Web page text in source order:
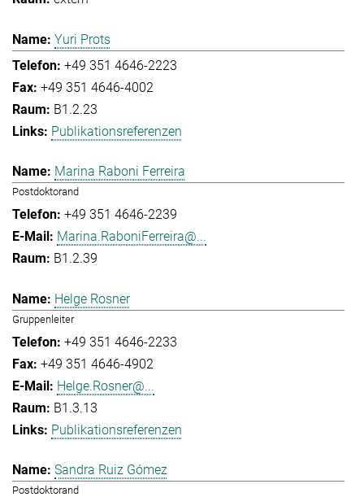
Yuri Prots
+49 351 4646-2223
+49 351 4646-4002
B1.2.23
Publikationsreferenzen
Marina Raboni Ferreira
Postdoktorand
+49 351 4646-2239
Marina.RaboniFerreira@...
B1.2.39
Helge Rosner
Gruppenleiter
+49 351 4646-2233
+49 351 4646-4902
Helge.Rosner@...
B1.3.13
Publikationsreferenzen
Sandra Ruiz Gómez
Postdoktorand